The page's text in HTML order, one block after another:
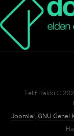
Telif Hakkı ©
Joomla!, GNU Genel